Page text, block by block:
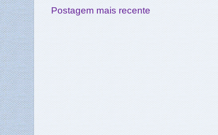
Postagem mais recente